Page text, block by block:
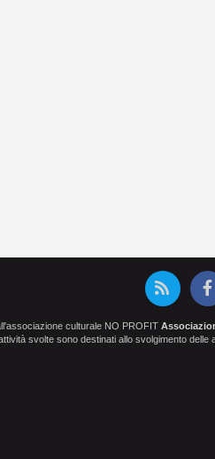
culturale NO PROFIT
svolte sono destinati allo svolgimento